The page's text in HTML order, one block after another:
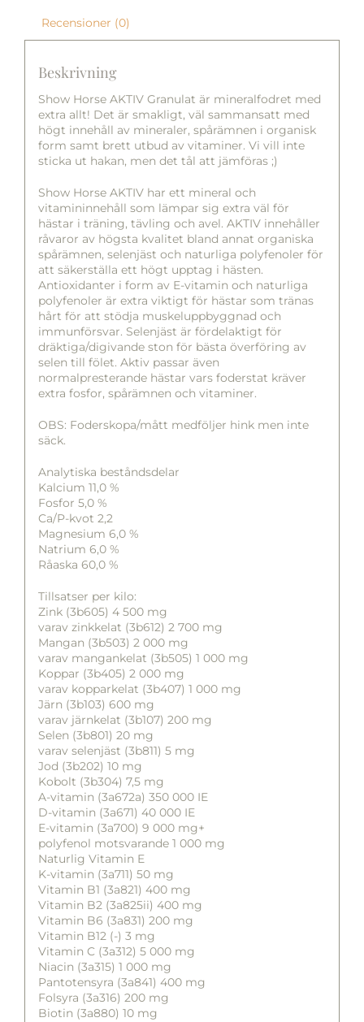
Recensioner (0)
Beskrivning
Show Horse AKTIV Granulat är mineralfodret med
extra allt! Det är smakligt, väl sammansatt med
högt innehåll av mineraler, spårämnen i organisk
form samt brett utbud av vitaminer. Vi vill inte
sticka ut hakan, men det tål att jämföras ;)
Show Horse AKTIV har ett mineral och
vitamininnehåll som lämpar sig extra väl för
hästar i träning, tävling och avel. AKTIV innehåller
råvaror av högsta kvalitet bland annat organiska
spårämnen, selenjäst och naturliga polyfenoler för
att säkerställa ett högt upptag i hästen.
Antioxidanter i form av E-vitamin och naturliga
polyfenoler är extra viktigt för hästar som tränas
hårt för att stödja muskeluppbyggnad och
immunförsvar. Selenjäst är fördelaktigt för
dräktiga/digivande ston för bästa överföring av
selen till fölet. Aktiv passar även
normalpresterande hästar vars foderstat kräver
extra fosfor, spårämnen och vitaminer.
OBS: Foderskopa/mått medföljer hink men inte
säck.
Analytiska beståndsdelar
Kalcium 11,0 %
Fosfor 5,0 %
Ca/P-kvot 2,2
Magnesium 6,0 %
Natrium 6,0 %
Råaska 60,0 %
Tillsatser per kilo:
Zink (3b605) 4 500 mg
varav zinkkelat (3b612) 2 700 mg
Mangan (3b503) 2 000 mg
varav mangankelat (3b505) 1 000 mg
Koppar (3b405) 2 000 mg
varav kopparkelat (3b407) 1 000 mg
Järn (3b103) 600 mg
varav järnkelat (3b107) 200 mg
Selen (3b801) 20 mg
varav selenjäst (3b811) 5 mg
Jod (3b202) 10 mg
Kobolt (3b304) 7,5 mg
A-vitamin (3a672a) 350 000 IE
D-vitamin (3a671) 40 000 IE
E-vitamin (3a700) 9 000 mg+
polyfenol motsvarande 1 000 mg
Naturlig Vitamin E
K-vitamin (3a711) 50 mg
Vitamin B1 (3a821) 400 mg
Vitamin B2 (3a825ii) 400 mg
Vitamin B6 (3a831) 200 mg
Vitamin B12 (-) 3 mg
Vitamin C (3a312) 5 000 mg
Niacin (3a315) 1 000 mg
Pantotensyra (3a841) 400 mg
Folsyra (3a316) 200 mg
Biotin (3a880) 10 mg